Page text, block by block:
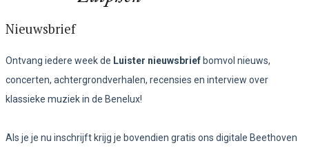
Nieuwsbrief
Ontvang iedere week de Luister nieuwsbrief bomvol nieuws,
concerten, achtergrondverhalen, recensies en interview over
klassieke muziek in de Benelux!
Als je je nu inschrijft krijg je bovendien gratis ons digitale Beethoven